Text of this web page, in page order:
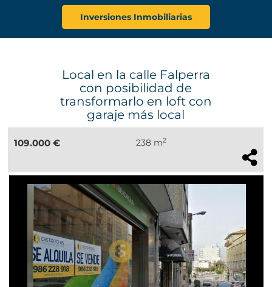
Inversiones Inmobiliarias
Local en la calle Falperra
con posibilidad de
transformarlo en loft con
garaje más local
109.000 € 238 m2